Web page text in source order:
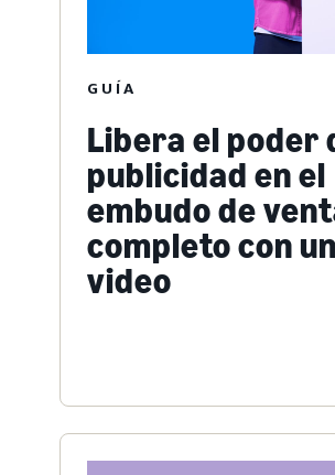
GUÍA
Libera el poder
publicidad en el
embudo de
completo con
video